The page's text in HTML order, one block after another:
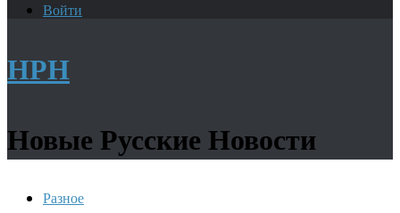
Войти
НРН
Новые Русские Новости
Разное